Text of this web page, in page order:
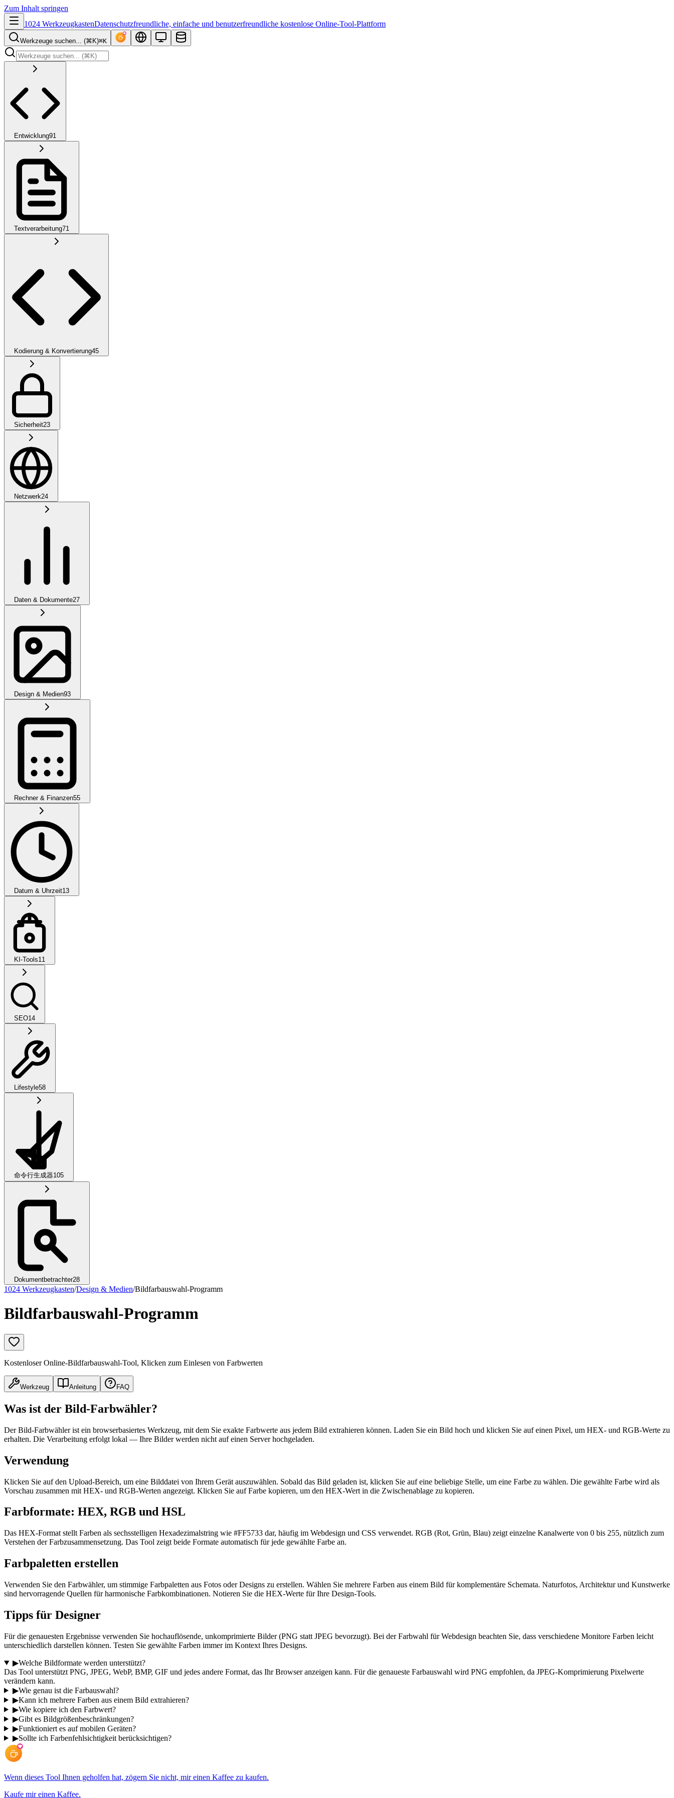
Zum Inhalt springen
1024 WerkzeugkastenDatenschutzfreundliche, einfache und benutzerfreundliche kostenlose Online-Tool-Plattform
Werkzeuge suchen... (⌘K)⌘K
Entwicklung91
Textverarbeitung71
Kodierung & Konvertierung45
Sicherheit23
Netzwerk24
Daten & Dokumente27
Design & Medien93
Rechner & Finanzen55
Datum & Uhrzeit13
KI-Tools11
SEO14
Lifestyle58
命令行生成器105
Dokumentbetrachter28
1024 Werkzeugkasten/Design & Medien/Bildfarbauswahl-Programm
Bildfarbauswahl-Programm
Kostenloser Online-Bildfarbauswahl-Tool, Klicken zum Einlesen von Farbwerten
Werkzeug Anleitung FAQ
Was ist der Bild-Farbwähler?
Der Bild-Farbwähler ist ein browserbasiertes Werkzeug, mit dem Sie exakte Farbwerte aus jedem Bild extrahieren können. Laden Sie ein Bild hoch und klicken Sie auf einen Pixel, um HEX- und RGB-Werte zu
erhalten. Die Verarbeitung erfolgt lokal — Ihre Bilder werden nicht auf einen Server hochgeladen.
Verwendung
Klicken Sie auf den Upload-Bereich, um eine Bilddatei von Ihrem Gerät auszuwählen. Sobald das Bild geladen ist, klicken Sie auf eine beliebige Stelle, um eine Farbe zu wählen. Die gewählte Farbe wird als
Vorschau zusammen mit HEX- und RGB-Werten angezeigt. Klicken Sie auf Farbe kopieren, um den HEX-Wert in die Zwischenablage zu kopieren.
Farbformate: HEX, RGB und HSL
Das HEX-Format stellt Farben als sechsstelligen Hexadezimalstring wie #FF5733 dar, häufig im Webdesign und CSS verwendet. RGB (Rot, Grün, Blau) zeigt einzelne Kanalwerte von 0 bis 255, nützlich zum
Verstehen der Farbzusammensetzung. Das Tool zeigt beide Formate automatisch für jede gewählte Farbe an.
Farbpaletten erstellen
Verwenden Sie den Farbwähler, um stimmige Farbpaletten aus Fotos oder Designs zu erstellen. Wählen Sie mehrere Farben aus einem Bild für komplementäre Schemata. Naturfotos, Architektur und Kunstwerke
sind hervorragende Quellen für harmonische Farbkombinationen. Notieren Sie die HEX-Werte für Ihre Design-Tools.
Tipps für Designer
Für die genauesten Ergebnisse verwenden Sie hochauflösende, unkomprimierte Bilder (PNG statt JPEG bevorzugt). Bei der Farbwahl für Webdesign beachten Sie, dass verschiedene Monitore Farben leicht
unterschiedlich darstellen können. Testen Sie gewählte Farben immer im Kontext Ihres Designs.
▶Welche Bildformate werden unterstützt?
Das Tool unterstützt PNG, JPEG, WebP, BMP, GIF und jedes andere Format, das Ihr Browser anzeigen kann. Für die genaueste Farbauswahl wird PNG empfohlen, da JPEG-Komprimierung Pixelwerte
verändern kann.
▶Wie genau ist die Farbauswahl?
▶Kann ich mehrere Farben aus einem Bild extrahieren?
▶Wie kopiere ich den Farbwert?
▶Gibt es Bildgrößenbeschränkungen?
▶Funktioniert es auf mobilen Geräten?
▶Sollte ich Farbenfehlsichtigkeit berücksichtigen?
Wenn dieses Tool Ihnen geholfen hat, zögern Sie nicht, mir einen Kaffee zu kaufen.
Kaufe mir einen Kaffee.